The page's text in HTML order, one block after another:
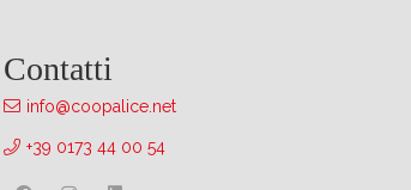
Contatti
info@coopalice.net
+39 0173 44 00 54